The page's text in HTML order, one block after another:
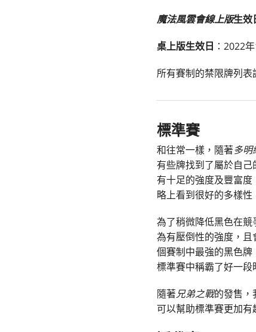
魔法風雲會線上版生效
桌上版生效日 ：2022
所有賽制的禁限牌列表
標準賽
和往常一樣，隨著多明
有些牌找到了屬於自
有十足的強度及豐富
略上看到很好的多樣
為了稍微降低黑色在
為有壓倒性的強度，
個賽制中最強的黑色
標準賽中稱霸了好一段
隨著兄弟之戰的發售，
可以幫助標準賽更加有